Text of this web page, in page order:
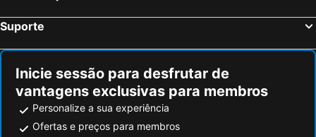
Suporte
Inicie sessão para desfrutar de
vantagens exclusivas para membros
Personalize a sua experiência
Ofertas e preços para membros